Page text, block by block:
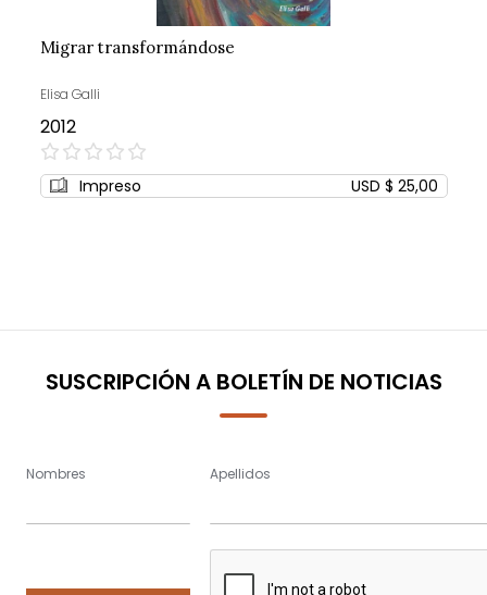
Migrar transformándose
Elisa Galli
2012
0%
Impreso USD $ 25,00
SUSCRIPCIÓN A BOLETÍN DE NOTICIAS
Nombres Apellidos